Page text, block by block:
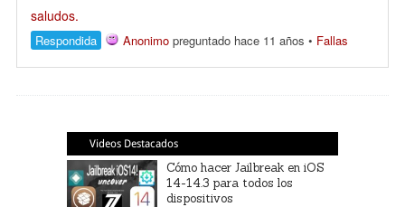
saludos.
Respondida Anonimo preguntado hace 11 años • Fallas
Videos Destacados
Cómo hacer Jailbreak en iOS
14-14.3 para todos los
dispositivos